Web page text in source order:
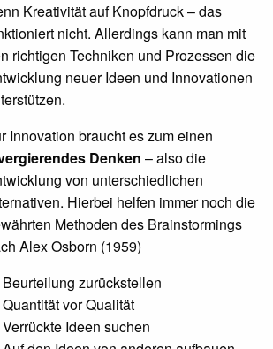
Kreativität auf Knopfdruck – das
nicht. Allerdings kann man mit
richtigen Techniken und Prozessen die
neuer Ideen und Innovationen
Innovation braucht es zum einen
Denken – also die
von unterschiedlichen
Hierbei helfen immer noch die
Methoden des Brainstormings
Alex Osborn (1959)
Beurteilung zurückstellen
Quantität vor Qualität
Verrückte Ideen suchen